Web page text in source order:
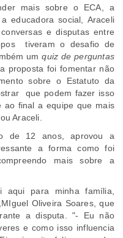
mais sobre o ECA, a
educadora social, Araceli
e disputas entre
tiveram o desafio de
umquiz de perguntas
proposta foi fomentar não
sobre o Estatuto da
que podem fazer isso
ao final a equipe que mais
Araceli.
de 12 anos, aprovou a
a forma como foi
mais sobre a
aqui para minha família,
Oliveira Soares, que
a disputa. "- Eu não
e como isso influencia